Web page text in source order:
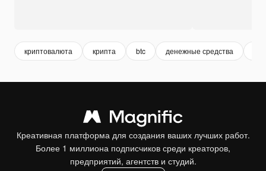
криптовалюта крипта btc денежные средства
Креативная платформа для создания ваших лучших работ.
Более 1 миллиона подписчиков среди креаторов,
предприятий, агентств и студий.